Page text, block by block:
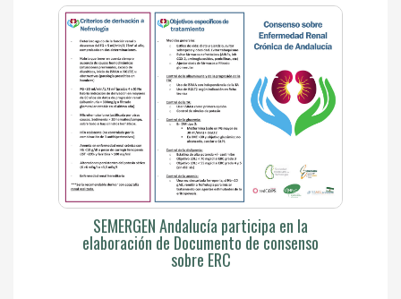
SEMERGEN Andalucía participa en la
elaboración de Documento de consenso
sobre ERC